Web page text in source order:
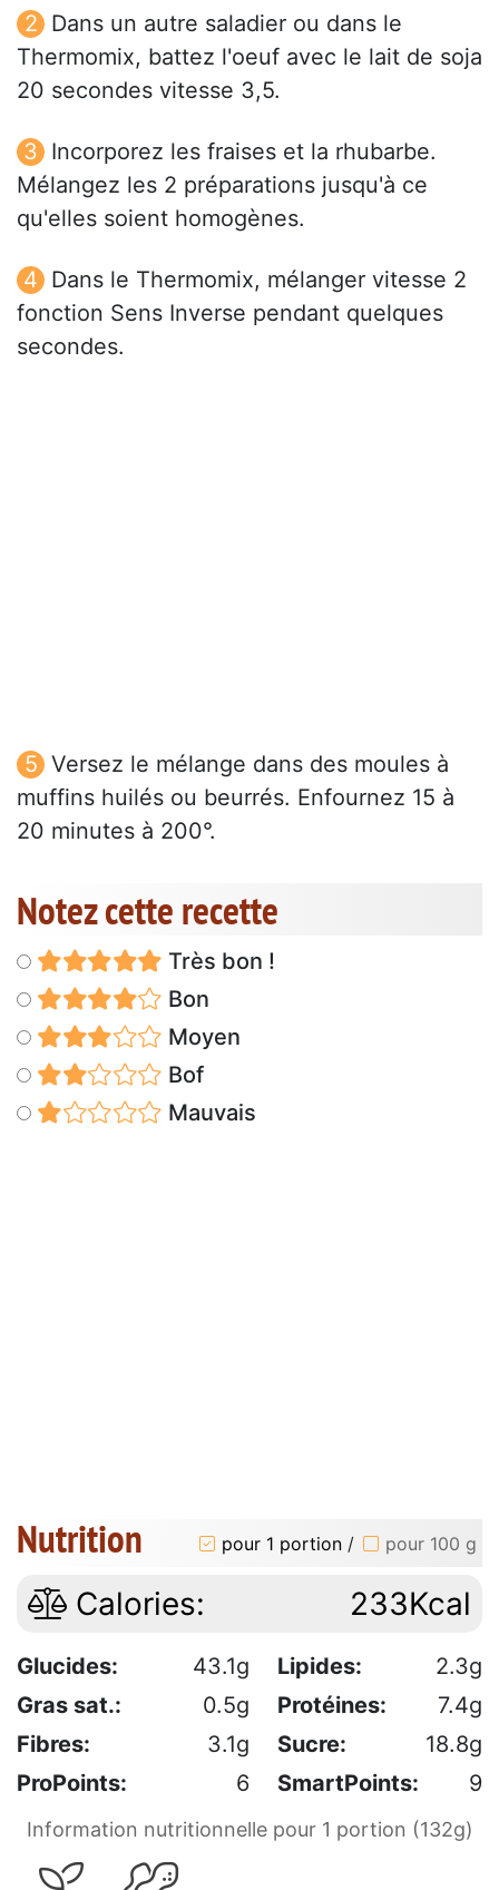
Dans un autre saladier ou dans le
Thermomix, battez l'oeuf avec le lait de soja
20 secondes vitesse 3,5.
Incorporez les fraises et la rhubarbe.
Mélangez les 2 préparations jusqu'à ce
qu'elles soient homogènes.
Dans le Thermomix, mélanger vitesse 2
fonction Sens Inverse pendant quelques
secondes.
Versez le mélange dans des moules à
muffins huilés ou beurrés. Enfournez 15 à
20 minutes à 200°.
Notez cette recette
Très bon !
Bon
Moyen
Bof
Mauvais
Nutrition pour 1 portion / pour 100 g
Calories: 233Kcal
Glucides: 43.1g Lipides:
2.3g
Gras sat.:
0.5g Protéines:
7.4g
Fibres:
3.1g Sucre:
18.8g
ProPoints:
6 SmartPoints: 9
Information nutritionnelle pour 1 portion (132g)